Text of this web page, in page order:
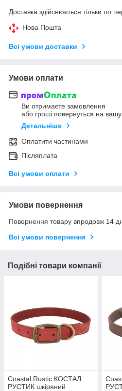
Доставка здійснюється тільки по
Нова Пошта
Всі умови доставки
Умови оплати
Ви отримаєте замовлення
або гроші повернуться на вашу
Детальніше
Оплатити частинами
Післяплата
Всі умови оплати
Умови повернення
Повернення товару впродовж 14
Всі умови повернення
Подібні товари компанії
Coastal Rustic КОСТАЛ
РУСТИК шкіряний